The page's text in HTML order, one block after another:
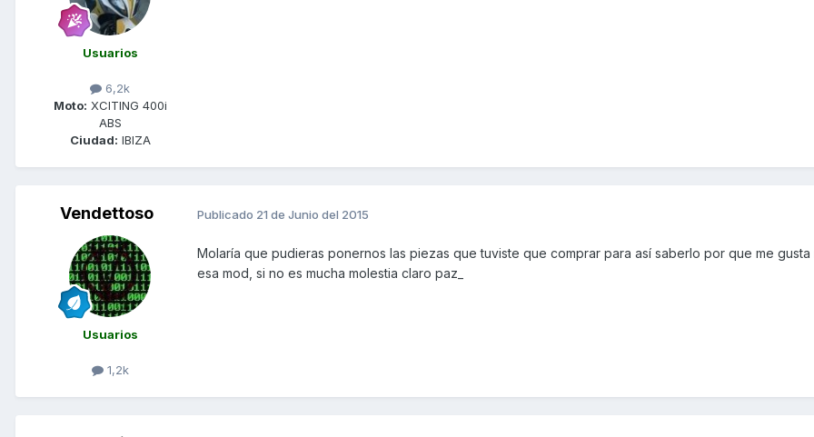
Usuarios
6,2k
Moto: XCITING 400i
ABS
Ciudad: IBIZA
Vendettoso
Usuarios
1,2k
Publicado 21 de Junio del 2015
Molaría que pudieras ponernos las piezas que tuviste que comprar para así saberlo por que me gusta
esa mod, si no es mucha molestia claro paz_